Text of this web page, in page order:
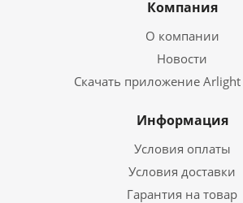
Компания
О компании
Новости
Скачать приложение
Информация
Условия оплаты
Условия доставки
Гарантия на товар